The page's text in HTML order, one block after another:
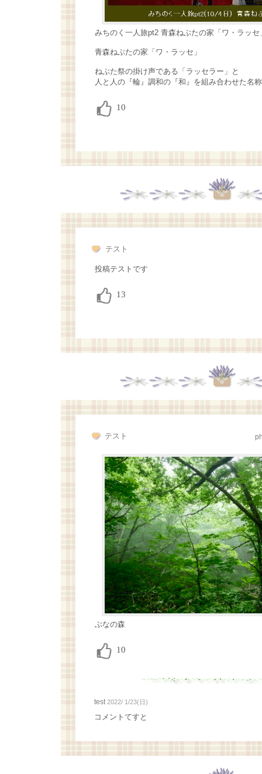
みちのく一人旅pt2 青森ねぶたの家「ワ・ラッセ
青森ねぶたの家「ワ・ラッセ」
ねぶた祭の掛け声である「ラッセラー」と
人と人の『輪』調和の『和』を組み合わせた名称
テスト
投稿テストです
テスト
ぶなの森
test2022/ 1/23(日)
コメントてすと